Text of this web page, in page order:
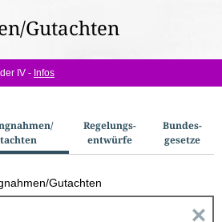
Gutachten
IV - Infos
Regelungs­
entwürfe
Bundes­
gesetze
Gutachten